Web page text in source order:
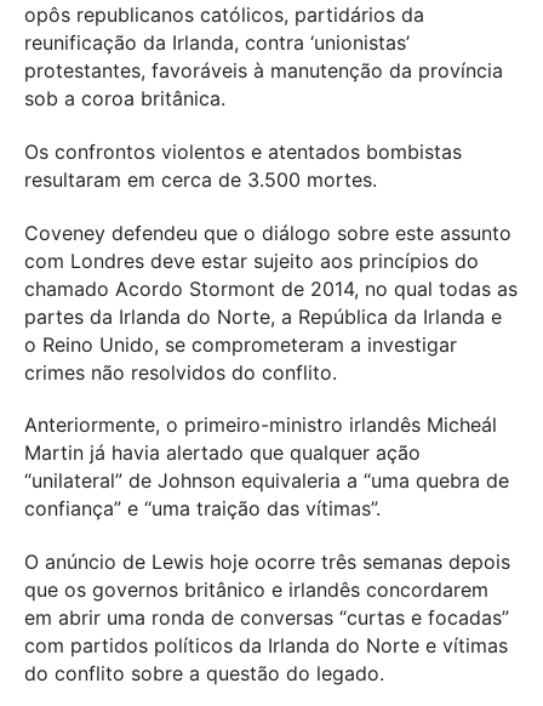
opôs republicanos católicos, partidários da
reunificação da Irlanda, contra ‘unionistas’
protestantes, favoráveis à manutenção da província
sob a coroa britânica.
Os confrontos violentos e atentados bombistas
resultaram em cerca de 3.500 mortes.
Coveney defendeu que o diálogo sobre este assunto
com Londres deve estar sujeito aos princípios do
chamado Acordo Stormont de 2014, no qual todas as
partes da Irlanda do Norte, a República da Irlanda e
o Reino Unido, se comprometeram a investigar
crimes não resolvidos do conflito.
Anteriormente, o primeiro-ministro irlandês Micheál
Martin já havia alertado que qualquer ação
“unilateral” de Johnson equivaleria a “uma quebra de
confiança” e “uma traição das vítimas”.
O anúncio de Lewis hoje ocorre três semanas depois
que os governos britânico e irlandês concordarem
em abrir uma ronda de conversas “curtas e focadas”
com partidos políticos da Irlanda do Norte e vítimas
do conflito sobre a questão do legado.